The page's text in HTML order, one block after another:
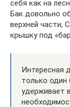
себя как на
Бак довольно
верхней части,
крышку под
Интересная
только
удерживает